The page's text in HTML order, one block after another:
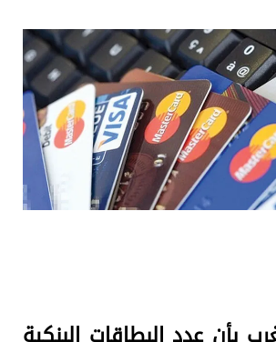
بأن عدد البطاقات البنكية